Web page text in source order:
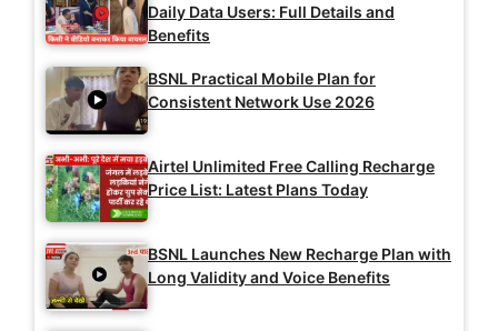
Daily Data Users: Full Details and
Benefits
BSNL Practical Mobile Plan for
Consistent Network Use 2026
Airtel Unlimited Free Calling Recharge
Price List: Latest Plans Today
BSNL Launches New Recharge Plan with
Long Validity and Voice Benefits